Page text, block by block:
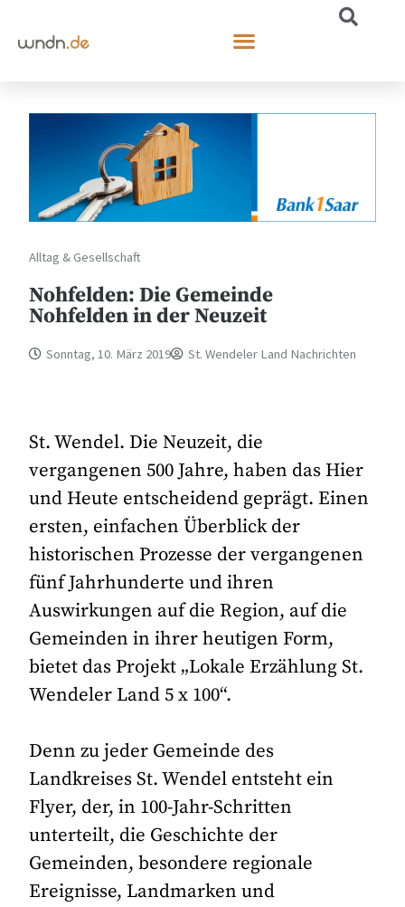
Alltag & Gesellschaft
Nohfelden: Die Gemeinde
Nohfelden in der Neuzeit
Sonntag, 10. März 2019 St. Wendeler Land Nachrichten
St. Wendel. Die Neuzeit, die
vergangenen 500 Jahre, haben das Hier
und Heute entscheidend geprägt. Einen
ersten, einfachen Überblick der
historischen Prozesse der vergangenen
fünf Jahrhunderte und ihren
Auswirkungen auf die Region, auf die
Gemeinden in ihrer heutigen Form,
bietet das Projekt „Lokale Erzählung St.
Wendeler Land 5 x 100“.
Denn zu jeder Gemeinde des
Landkreises St. Wendel entsteht ein
Flyer, der, in 100-Jahr-Schritten
unterteilt, die Geschichte der
Gemeinden, besondere regionale
Ereignisse, Landmarken und